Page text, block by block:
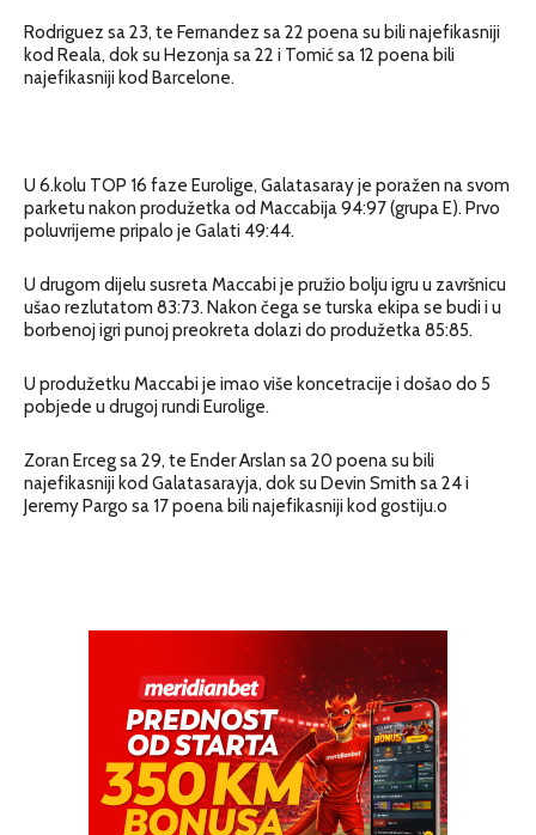
Rodriguez sa 23, te Fernandez sa 22 poena su bili najefikasniji
kod Reala, dok su Hezonja sa 22 i Tomić sa 12 poena bili
najefikasniji kod Barcelone.
U 6.kolu TOP 16 faze Eurolige, Galatasaray je poražen na svom
parketu nakon produžetka od Maccabija 94:97 (grupa E). Prvo
poluvrijeme pripalo je Galati 49:44.
U drugom dijelu susreta Maccabi je pružio bolju igru u završnicu
ušao rezlutatom 83:73. Nakon čega se turska ekipa se budi i u
borbenoj igri punoj preokreta dolazi do produžetka 85:85.
U produžetku Maccabi je imao više koncetracije i došao do 5
pobjede u drugoj rundi Eurolige.
Zoran Erceg sa 29, te Ender Arslan sa 20 poena su bili
najefikasniji kod Galatasarayja, dok su Devin Smith sa 24 i
Jeremy Pargo sa 17 poena bili najefikasniji kod gostiju.o